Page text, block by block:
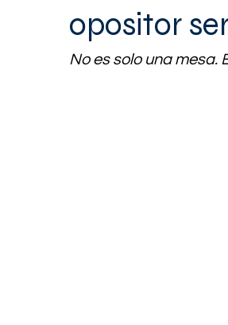
opositor
No es solo una mesa.